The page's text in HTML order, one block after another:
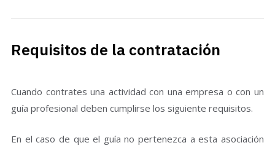
Requisitos de la contratación
Cuando contrates una actividad con una empresa o con un
guía profesional deben cumplirse los siguiente requisitos.
En el caso de que el guía no pertenezca a esta asociación